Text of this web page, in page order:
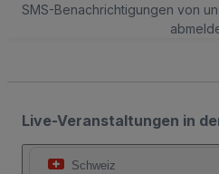
SMS-Benachrichtigungen von
Live-Veranstaltungen in
Schweiz